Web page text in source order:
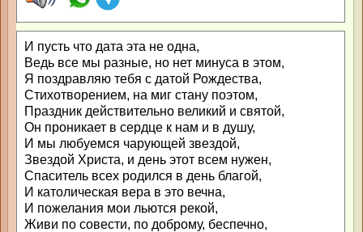
И пусть что дата эта не одна,
Ведь все мы разные, но нет минуса в этом,
Я поздравляю тебя с датой Рождества,
Стихотворением, на миг стану поэтом,
Праздник действительно великий и святой,
Он проникает в сердце к нам и в душу,
И мы любуемся чарующей звездой,
Звездой Христа, и день этот всем нужен,
Спаситель всех родился в день благой,
И католическая вера в это вечна,
И пожелания мои льются рекой,
Живи по совести, по доброму, беспечно,